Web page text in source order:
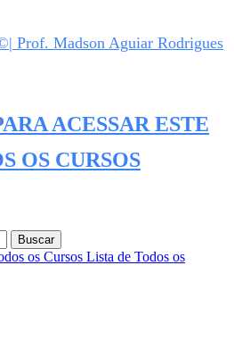
| Prof. Madson Aguiar Rodrigues
ACESSAR ESTE
OS CURSOS
Buscar
os Cursos Lista de Todos os